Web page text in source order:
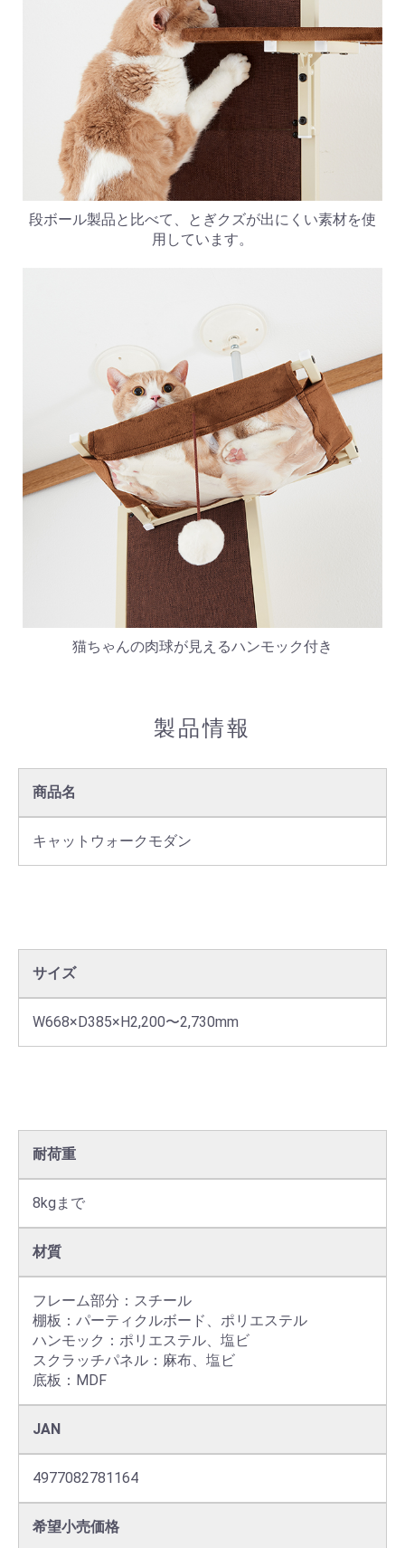
段ボール製品と比べて、とぎクズが出にくい素材を使
用しています。
猫ちゃんの肉球が見えるハンモック付き
製品情報
商品名
キャットウォークモダン
サイズ
W668×D385×H2,200〜2,730mm
耐荷重
8kgまで
材質
フレーム部分：スチール
棚板：パーティクルボード、ポリエステル
ハンモック：ポリエステル、塩ビ
スクラッチパネル：麻布、塩ビ
底板：MDF
JAN
4977082781164
希望小売価格